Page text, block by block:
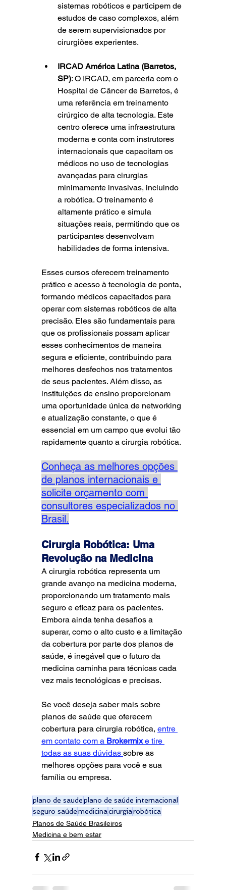
sistemas robóticos e participem de
estudos de caso complexos, além
de serem supervisionados por
cirurgiões experientes.
IRCAD América Latina (Barretos,
SP): O IRCAD, em parceria com o
Hospital de Câncer de Barretos, é
uma referência em treinamento
cirúrgico de alta tecnologia. Este
centro oferece uma infraestrutura
moderna e conta com instrutores
internacionais que capacitam os
médicos no uso de tecnologias
avançadas para cirurgias
minimamente invasivas, incluindo
a robótica. O treinamento é
altamente prático e simula
situações reais, permitindo que os
participantes desenvolvam
habilidades de forma intensiva.
Esses cursos oferecem treinamento
prático e acesso à tecnologia de ponta,
formando médicos capacitados para
operar com sistemas robóticos de alta
precisão. Eles são fundamentais para
que os profissionais possam aplicar
esses conhecimentos de maneira
segura e eficiente, contribuindo para
melhores desfechos nos tratamentos
de seus pacientes. Além disso, as
instituições de ensino proporcionam
uma oportunidade única de networking
e atualização constante, o que é
essencial em um campo que evolui tão
rapidamente quanto a cirurgia robótica.
Conheça as melhores opções
de planos internacionais e
solicite orçamento com
consultores especializados no
Brasil.
Cirurgia Robótica: Uma
Revolução na Medicina
A cirurgia robótica representa um
grande avanço na medicina moderna,
proporcionando um tratamento mais
seguro e eficaz para os pacientes.
Embora ainda tenha desafios a
superar, como o alto custo e a limitação
da cobertura por parte dos planos de
saúde, é inegável que o futuro da
medicina caminha para técnicas cada
vez mais tecnológicas e precisas.
Se você deseja saber mais sobre
planos de saúde que oferecem
cobertura para cirurgia robótica, entre
em contato com a Brokermix e tire
todas as suas dúvidas sobre as
melhores opções para você e sua
família ou empresa.
plano de saudeplano de saúde internacional
seguro saúdemedicinacirurgiarobótica
Planos de Saúde Brasileiros
Medicina e bem estar